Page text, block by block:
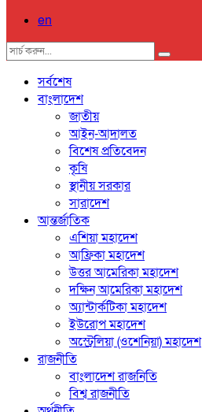
en
সর্বশেষ
বাংলাদেশ
জাতীয়
আইন-আদালত
বিশেষ প্রতিবেদন
কৃষি
স্থানীয় সরকার
সারাদেশ
আন্তর্জাতিক
এশিয়া মহাদেশ
আফ্রিকা মহাদেশ
উত্তর আমেরিকা মহাদেশ
দক্ষিন আমেরিকা মহাদেশ
অ্যান্টার্কটিকা মহাদেশ
ইউরোপ মহাদেশ
অস্ট্রেলিয়া (ওশেনিয়া) মহাদেশ
রাজনীতি
বাংলাদেশ রাজনিতি
বিশ্ব রাজনীতি